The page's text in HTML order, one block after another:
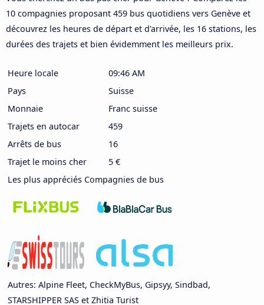
10 compagnies proposant 459 bus quotidiens vers Genève et
découvrez les heures de départ et d'arrivée, les 16 stations, les
durées des trajets et bien évidemment les meilleurs prix.
Heure locale
09:46 AM
Pays
Suisse
Monnaie
Franc suisse
Trajets en autocar
459
Arrêts de bus
16
Trajet le moins cher
5 €
Les plus appréciés Compagnies de bus
Autres: Alpine Fleet, CheckMyBus, Gipsyy, Sindbad,
STARSHIPPER SAS et Zhitia Turist